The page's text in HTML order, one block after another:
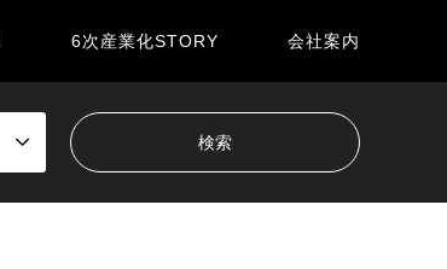
6次産業化STORY 会社案内